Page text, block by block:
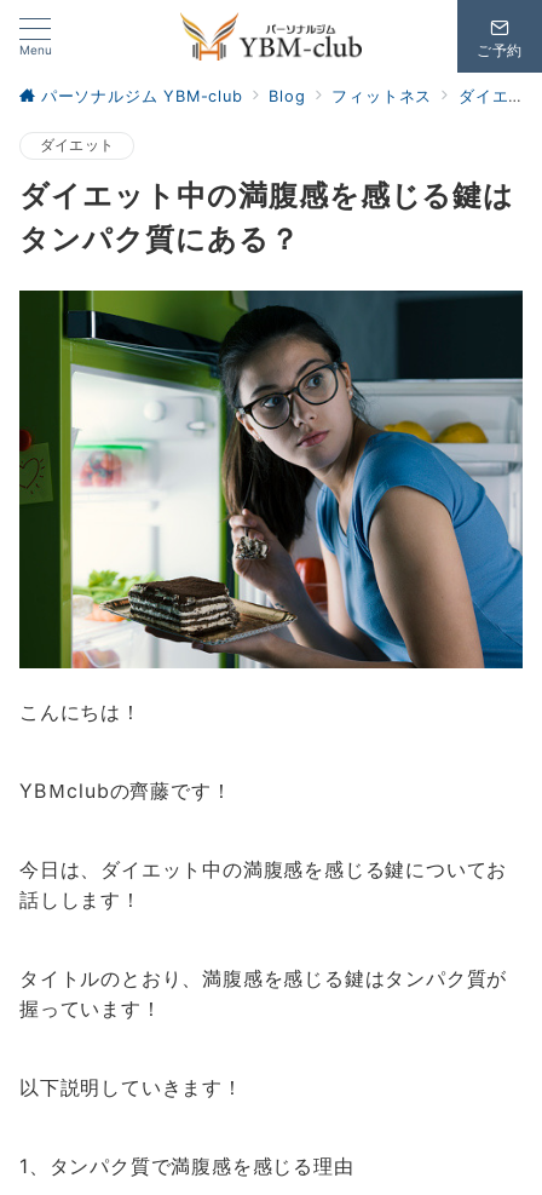
Menu ご予約
パーソナルジム YBM-club Blog フィットネス ダイエット
ダイエット
ダイエット中の満腹感を感じる鍵は
タンパク質にある？
こんにちは！
YBＭclubの齊藤です！
今日は、ダイエット中の満腹感を感じる鍵についてお
話しします！
タイトルのとおり、満腹感を感じる鍵はタンパク質が
握っています！
以下説明していきます！
1、タンパク質で満腹感を感じる理由